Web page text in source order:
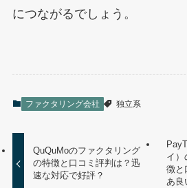
につながるでしょう。
ファクタリング会社 独立系
QuQuMoのファクタリング
の特徴と口コミ評判は？迅
速な対応で好評？
イ）
徴と
あ良